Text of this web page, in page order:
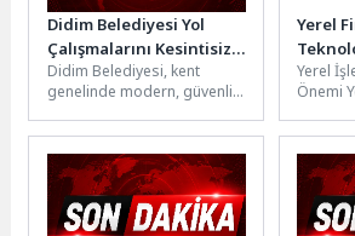
Didim Belediyesi Yol
Çalışmalarını Kesintisiz
Sürdürüyor
Didim Belediyesi, kent
genelinde modern, güvenli
yaratma hedefiyle başlattığı
üstyapı...
Yerel
Yerel
Önemi